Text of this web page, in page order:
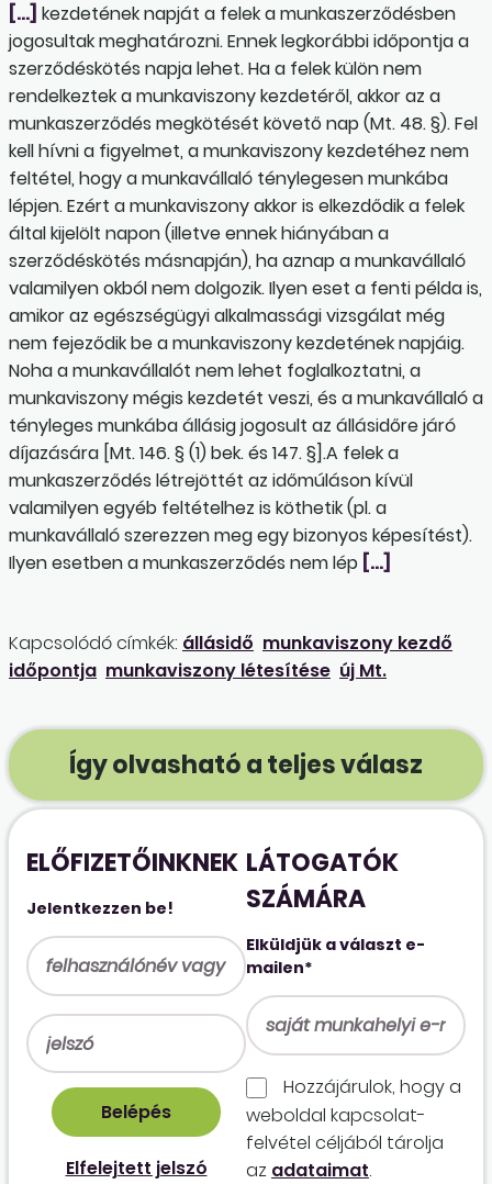
[…] kezdetének napját a felek a munkaszerződésben
jogosultak meghatározni. Ennek legkorábbi időpontja a
szerződéskötés napja lehet. Ha a felek külön nem
rendelkeztek a munkaviszony kezdetéről, akkor az a
munkaszerződés megkötését követő nap (Mt. 48. §). Fel
kell hívni a figyelmet, a munkaviszony kezdetéhez nem
feltétel, hogy a munkavállaló ténylegesen munkába
lépjen. Ezért a munkaviszony akkor is elkezdődik a felek
által kijelölt napon (illetve ennek hiányában a
szerződéskötés másnapján), ha aznap a munkavállaló
valamilyen okból nem dolgozik. Ilyen eset a fenti példa is,
amikor az egészségügyi alkalmassági vizsgálat még
nem fejeződik be a munkaviszony kezdetének napjáig.
Noha a munkavállalót nem lehet foglalkoztatni, a
munkaviszony mégis kezdetét veszi, és a munkavállaló a
tényleges munkába állásig jogosult az állásidőre járó
díjazására [Mt. 146. § (1) bek. és 147. §].A felek a
munkaszerződés létrejöttét az időmúláson kívül
valamilyen egyéb feltételhez is köthetik (pl. a
munkavállaló szerezzen meg egy bizonyos képesítést).
Ilyen esetben a munkaszerződés nem lép […]
Kapcsolódó címkék: állásidő munkaviszony kezdő
időpontja munkaviszony létesítése új Mt.
Így olvasható a teljes válasz
ELŐFIZETŐINKNEK
Jelentkezzen be!
Elfelejtett jelszó
LÁTOGATÓK
SZÁMÁRA
Elküldjük a választ e-
mailen*
Hozzájárulok, hogy a
weboldal kapcso­lat­
felvétel céljából tárolja
az adataimat.